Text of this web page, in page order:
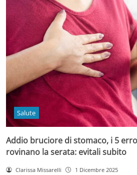
Salute
Addio bruciore di stomaco, i 5
rovinano la serata: evitali subito
Clarissa Missarelli 1 Dicembre 2025